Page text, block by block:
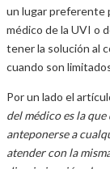
un lugar preferente
médico de la UVI o
tener la solución al
cuando son
Por un lado el
del médico es la que
anteponerse a
atender con la